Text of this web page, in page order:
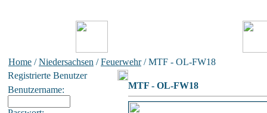
Home /Niedersachsen /Feuerwehr/ MTF - OL-FW18
Registrierte Benutzer
Benutzername:
MTF - OL-FW18